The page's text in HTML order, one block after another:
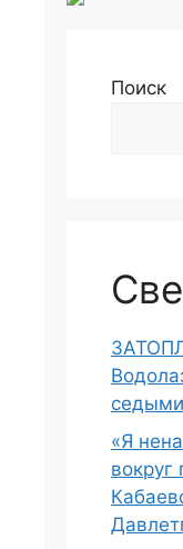
Поиск
«Я
вокруг